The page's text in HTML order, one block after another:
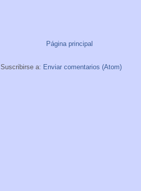
Página principal
Suscribirse a: Enviar comentarios (Atom)